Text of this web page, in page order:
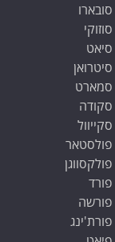
סובארו
סוזוקי
סיאט
סיטרואן
סמארט
סקודה
סקייוול
פולסטאר
פולקסווגן
פורד
פורשה
פורת'ינג